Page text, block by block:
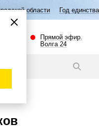
Год единства народов
Прямой эфир.
Волга 24